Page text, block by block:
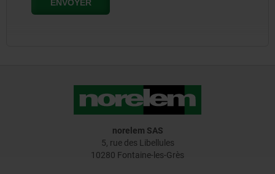
norelem SAS
5, rue des Libellules
10280 Fontaine-les-Grès